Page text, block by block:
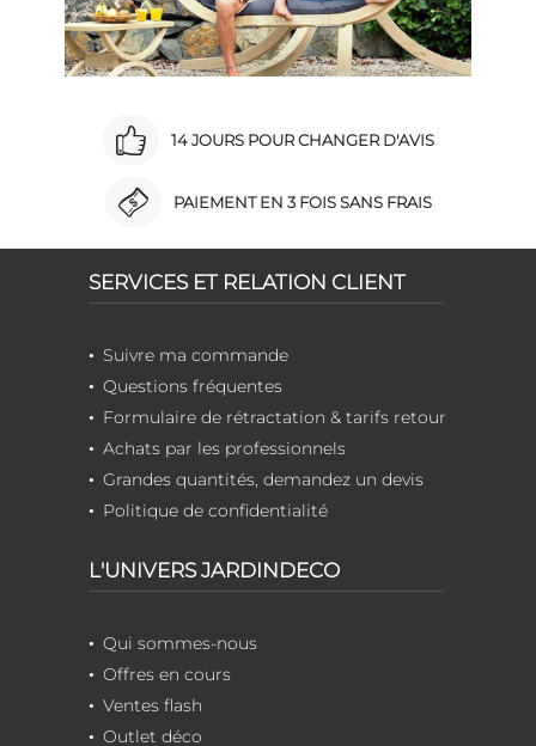
14 JOURS POUR CHANGER D'AVIS
PAIEMENT EN 3 FOIS SANS FRAIS
SERVICES ET RELATION CLIENT
Suivre ma commande
Questions fréquentes
Formulaire de rétractation & tarifs retour
Achats par les professionnels
Grandes quantités, demandez un devis
Politique de confidentialité
L'UNIVERS JARDINDECO
Qui sommes-nous
Offres en cours
Ventes flash
Outlet déco